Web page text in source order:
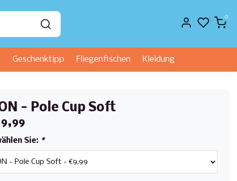
0
Geschenktipp Fliegenfischen Kleidung
- Pole Cup Soft
9,99
Sie: *